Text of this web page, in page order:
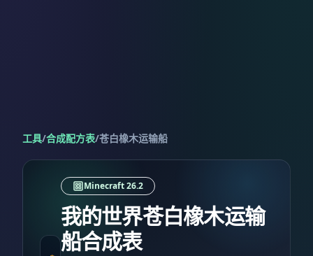
工具/合成配方表/苍白橡木运输船
Minecraft 26.2
我的世界苍白橡木运输
船合成表